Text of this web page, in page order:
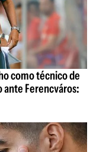
como técnico de
ante Ferencváros: